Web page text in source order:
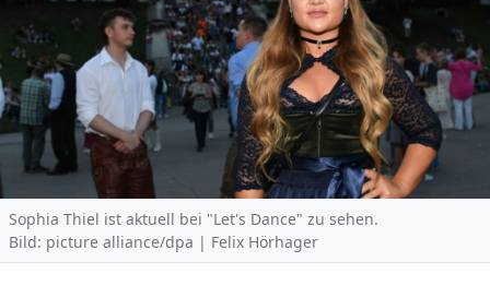
Sophia Thiel ist aktuell bei "Let's Dance" zu sehen.
Bild: picture alliance/dpa | Felix Hörhager